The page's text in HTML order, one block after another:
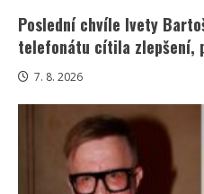
Poslední chvíle Ivety
telefonátu cítila zlepšení,
7. 8. 2026